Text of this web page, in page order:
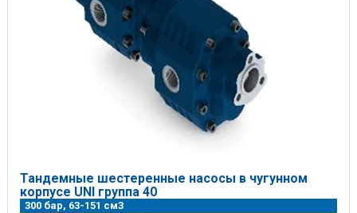
Тандемные шестеренные насосы в чугунном
корпусе UNI группа 40
300 бар, 63-151 см3